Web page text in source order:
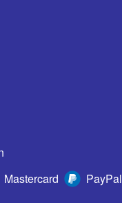
Mastercard
PayPal